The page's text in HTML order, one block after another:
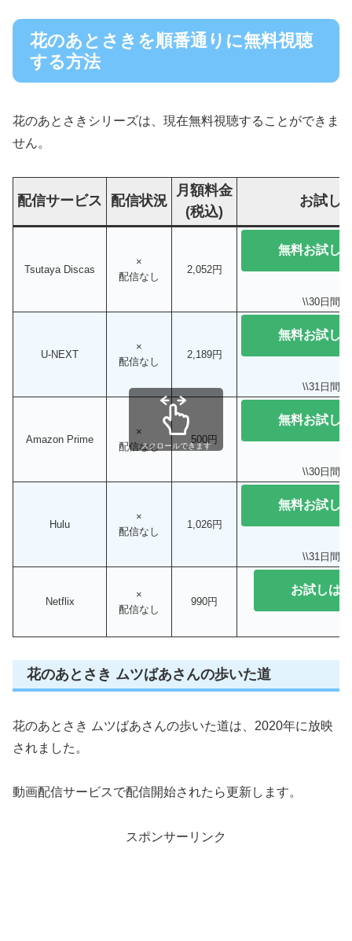
花のあとさきを順番通りに無料視聴
する方法
花のあとさきシリーズは、現在無料視聴することができま
せん。
配信サービス 配信状況
月額料金
(税込)
お試し
Tsutaya Discas
×
配信なし
2,052円
無料お試し
\\30日間
U-NEXT
×
配信なし
2,189円
無料お試し
\\31日間
Amazon Prime
×
配信なし
500円
無料お試し
\\30日間
Hulu
×
配信なし
1,026円
無料お試し
\\31日間
Netflix
×
配信なし
990円
お試しは
スクロールできます
花のあとさき ムツばあさんの歩いた道
花のあとさき ムツばあさんの歩いた道は、2020年に放映
されました。
動画配信サービスで配信開始されたら更新します。
スポンサーリンク